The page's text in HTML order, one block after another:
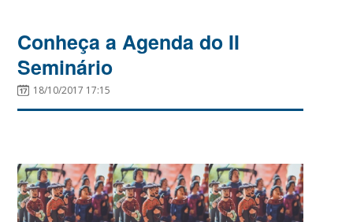
Conheça a Agenda do II
Seminário
18/10/2017 17:15